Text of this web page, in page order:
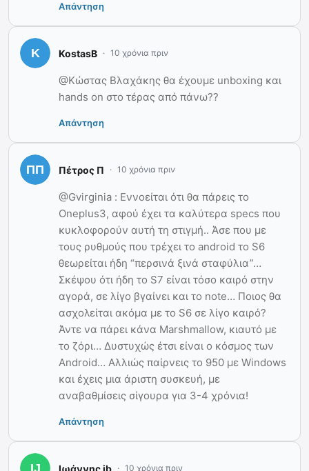
Απάντηση
KostasB 10 χρόνια πριν
@Κώστας Βλαχάκης θα έχουμε unboxing και
hands on στο τέρας από πάνω??
Απάντηση
Πέτρος Π 10 χρόνια πριν
@Gvirginia : Εννοείται ότι θα πάρεις το
Oneplus3, αφού έχει τα καλύτερα specs που
κυκλοφορούν αυτή τη στιγμή.. Άσε που με
τους ρυθμούς που τρέχει το android το S6
θεωρείται ήδη “περσινά ξινά σταφύλια”…
Σκέψου ότι ήδη το S7 είναι τόσο καιρό στην
αγορά, σε λίγο βγαίνει και το note… Ποιος θα
ασχολείται ακόμα με το S6 σε λίγο καιρό?
Άντε να πάρει κάνα Marshmallow, κιαυτό με
το ζόρι… Δυστυχώς έτσι είναι ο κόσμος των
Android… Αλλιώς παίρνεις το 950 με Windows
και έχεις μια άριστη συσκευή, με
αναβαθμίσεις σίγουρα για 3-4 χρόνια!
Απάντηση
Ιωάννης jb 10 χρόνια πριν